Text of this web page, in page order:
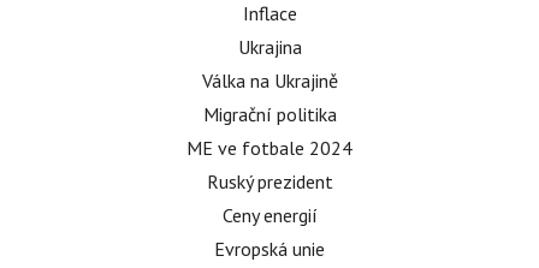
Inflace
Ukrajina
Válka na Ukrajině
Migrační politika
ME ve fotbale 2024
Ruský prezident
Ceny energií
Evropská unie